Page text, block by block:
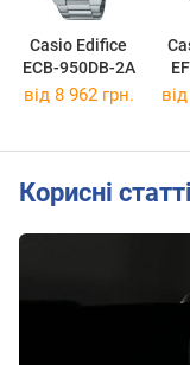
Casio Edifice
ECB-950DB-2A
від 8 962 грн.
Корисні статті